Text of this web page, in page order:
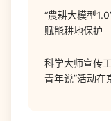
“農耕大模型
赋能耕地保护
科学大师宣传
青年说”活动在